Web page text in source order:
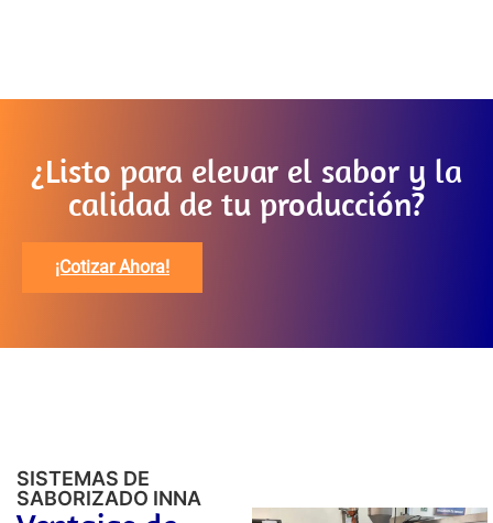
¿Listo para elevar el sabor y la
calidad de tu producción?
¡Cotizar Ahora!
SISTEMAS DE
SABORIZADO INNA